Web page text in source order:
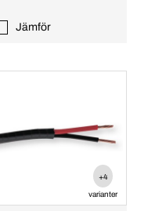
Jämför
+4
varianter